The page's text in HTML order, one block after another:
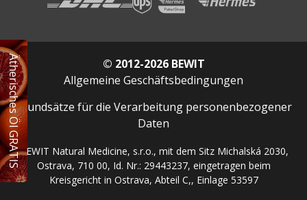
Ätherisches Öl GRATIS
© 2012-2026 BEWIT
Allgemeine Geschäftsbedingungen
Grundsätze für die Verarbeitung personenbezogener
Daten
BEWIT Natural Medicine, s.r.o., mit dem Sitz Michalská 2030,
Ostrava, 710 00, Id. Nr.: 29443237, eingetragen beim
Kreisgericht in Ostrava, Abteil C,, Einlage 53597